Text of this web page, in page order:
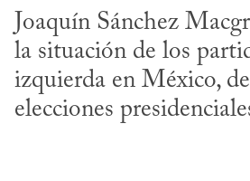
Joaquín Sánchez
la situación de los
izquierda en México,
elecciones